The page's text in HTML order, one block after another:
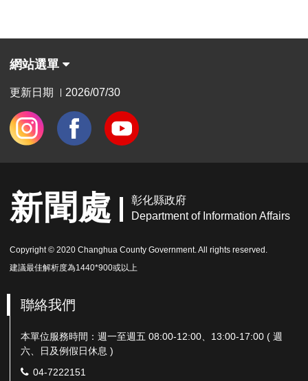
網站選單
更新日期 2026/07/30
新聞處
彰化縣政府
Department of Information Affairs
Copyright © 2020 Changhua County Government. All rights reserved.
建議最佳解析度為1440*900或以上
聯絡我們
本單位服務時間：週一至週五 08:00-12:00、13:00-17:00 ( 週
六、日及例假日休息 )
電
04-7222151